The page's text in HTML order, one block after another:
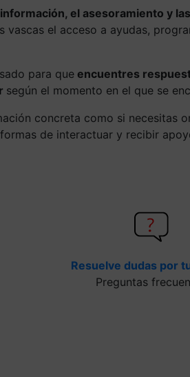
información, el asesoramiento y
vascas el acceso a ayudas,
para que encuentres
según el momento en el que se
concreta como si necesitas
de interactuar y recibir
Resuelve dudas por
Preguntas